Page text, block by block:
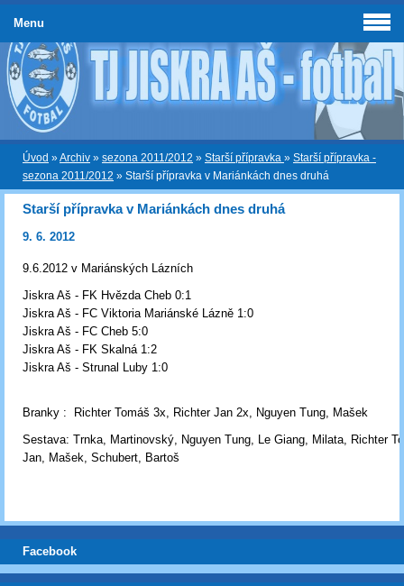
Úvod »Archiv » sezona 2011/2012 » Starší přípravka » Starší přípravka -
sezona 2011/2012 » Starší přípravka v Mariánkách dnes druhá
Starší přípravka v Mariánkách dnes druhá
9. 6. 2012
9.6.2012 v Mariánských Lázních
Jiskra Aš - FK Hvězda Cheb 0:1
Jiskra Aš - FC Viktoria Mariánské Lázně 1:0
Jiskra Aš - FC Cheb 5:0
Jiskra Aš - FK Skalná 1:2
Jiskra Aš - Strunal Luby 1:0
Branky : Richter Tomáš 3x, Richter Jan 2x, Nguyen Tung, Mašek
Sestava: Trnka, Martinovský, Nguyen Tung, Le Giang, Milata, Richter
Jan, Mašek, Schubert, Bartoš
Menu
Facebook